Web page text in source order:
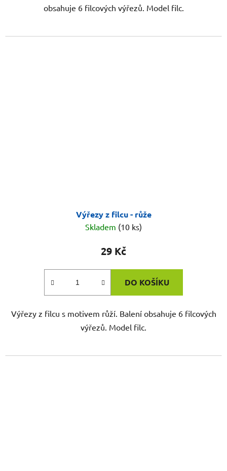
obsahuje 6 filcových výřezů. Model filc.
Výřezy z filcu - růže
Skladem (10 ks)
29 Kč
DO KOŠÍKU
Výřezy z filcu s motivem růží. Balení obsahuje 6 filcových
výřezů. Model filc.